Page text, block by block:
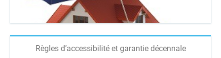
Règles d’accessibilité et garantie décennale